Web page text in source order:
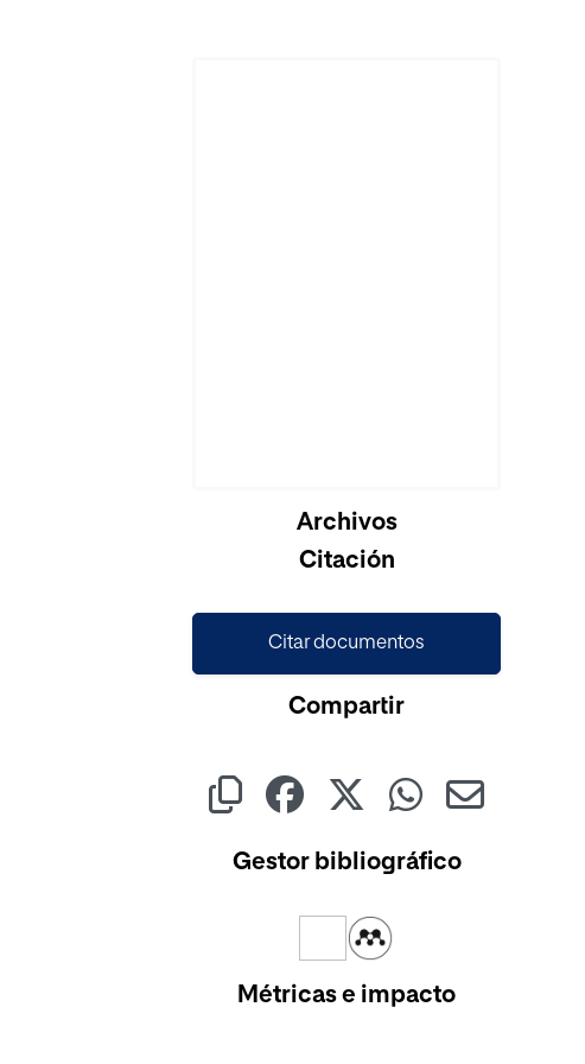
Archivos
Citación
Citar documentos
Compartir
Gestor bibliográfico
Métricas e impacto